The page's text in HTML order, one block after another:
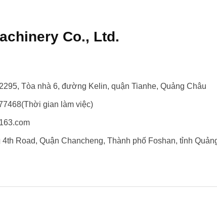
Co., Ltd.
Tòa nhà 6, đường Kelin, quận Tianhe, Quảng Châu
gian làm việc)
4th Road, Quận Chancheng, Thành phố Foshan, tỉnh